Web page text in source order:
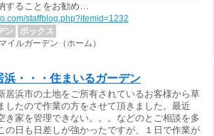
することをお勧め…
staffblog.php?itemid=1232
ン
ボックス
ルガーデン（ホーム）
・・・住まいるガーデン
居浜市の土地をご所有されているお客様から草
したので作業の方をさせて頂きました。最近
き家を管理できない。。。などのとご相談を多
の日も日差しが強かったですが、１日で作業が